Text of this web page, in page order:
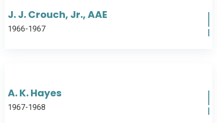
J. J. Crouch, Jr., AAE
1966-1967
A. K. Hayes
1967-1968